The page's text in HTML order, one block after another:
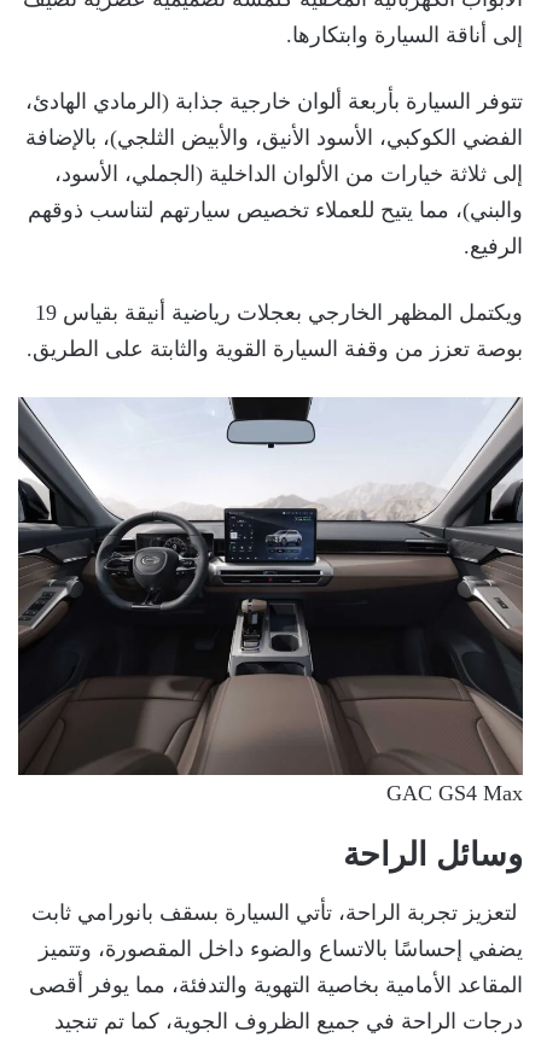
إلى أناقة السيارة وابتكارها.
تتوفر السيارة بأربعة ألوان خارجية جذابة (الرمادي الهادئ،
الفضي الكوكبي، الأسود الأنيق، والأبيض الثلجي)، بالإضافة
إلى ثلاثة خيارات من الألوان الداخلية (الجملي، الأسود،
والبني)، مما يتيح للعملاء تخصيص سيارتهم لتناسب ذوقهم
الرفيع.
ويكتمل المظهر الخارجي بعجلات رياضية أنيقة بقياس 19
بوصة تعزز من وقفة السيارة القوية والثابتة على الطريق.
GAC GS4 Max
وسائل الراحة
لتعزيز تجربة الراحة، تأتي السيارة بسقف بانورامي ثابت
يضفي إحساسًا بالاتساع والضوء داخل المقصورة، وتتميز
المقاعد الأمامية بخاصية التهوية والتدفئة، مما يوفر أقصى
درجات الراحة في جميع الظروف الجوية، كما تم تنجيد